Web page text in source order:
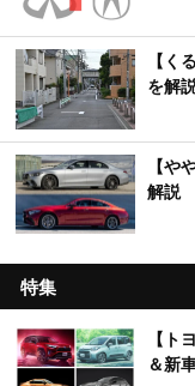
【く
を解
【や
解説
特集
【ト
＆新